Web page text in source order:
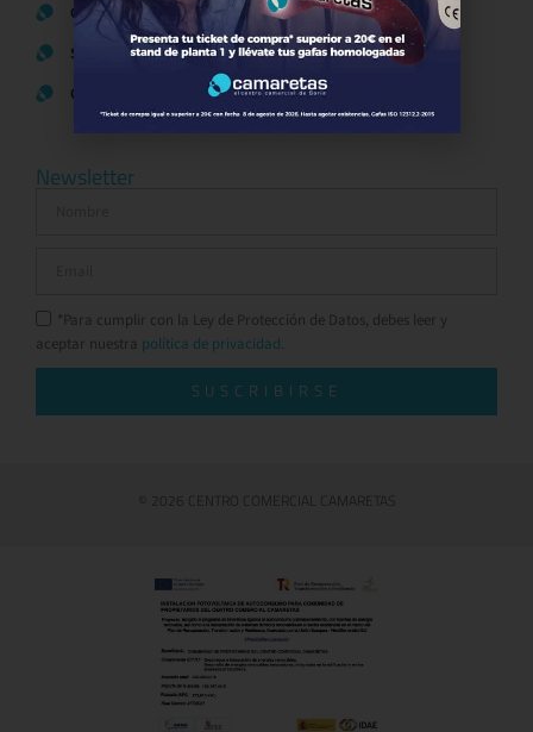
Ocio y Restauración
Servicios
Otros comparativos
Newsletter
*Para cumplir con la Ley de Protección de Datos, debes leer y
aceptar nuestra política de privacidad.
SUSCRIBIRSE
© 2026 CENTRO COMERCIAL CAMARETAS